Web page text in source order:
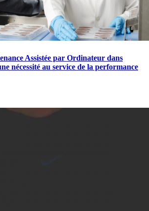
Assistée par Ordinateur dans
nécessité au service de la performance